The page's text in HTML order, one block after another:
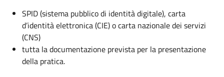
SPID (sistema pubblico di identità digitale), carta
d’identità elettronica (CIE) o carta nazionale dei servizi
(CNS)
tutta la documentazione prevista per la presentazione
della pratica.